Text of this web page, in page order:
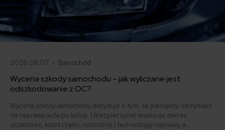
2026.08.07 • Samochód
Wycena szkody samochodu – jak wyliczane jest
odszkodowanie z OC?
Wycena szkody samochodu decyduje o tym, ile pieniędzy otrzymasz
na naprawę auta po kolizji. Ubezpieczyciel analizuje zakres
uszkodzeń, koszt części, robocizny i technologię naprawy, a